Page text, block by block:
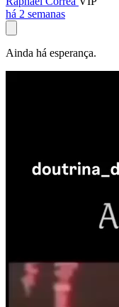
há 2 semanas
Ainda há esperança.